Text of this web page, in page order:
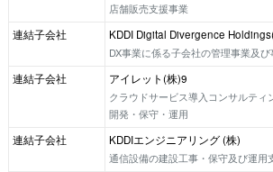
店舗販売支援事業
連結子会社
KDDI Digital Divergence
DX事業に係る子会社の管理事業及
連結子会社
アイレット(株)9
クラウドサービス導入コンサルティ
開発・保守・運用
連結子会社
KDDIエンジニアリング (株)
通信設備の建設工事・保守及び運用